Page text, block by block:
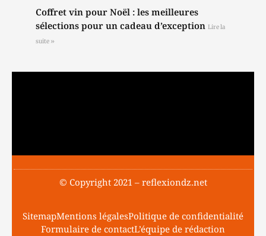
Coffret vin pour Noël : les meilleures
sélections pour un cadeau d’exception Lire la
suite »
© Copyright 2021 – reflexiondz.net
SitemapMentions légalesPolitique de confidentialité
Formulaire de contactL’équipe de rédaction